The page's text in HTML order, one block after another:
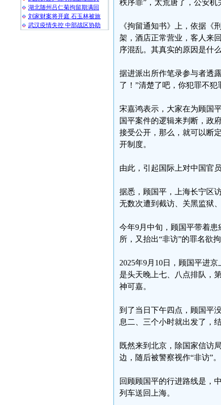
湖北随州吕仁菊拘留期满回
刘家财案将开庭 石玉林被旅
武汉疫情失控 中部战区协助
秩序罪”，太荒唐了，公安机
《拘留通知书》上，依据《
架，酒店正常营业，客人来
序混乱。其真实的原因是什
据进派出所作笔录参与者透
了！”清楚了吧，你犯罪不
宋嘉鸿表示，大家在为顾国
国平案件的逻辑来判断，政
接受公开，那么，就可以断
开制度。
由此，引起国际上对中国官
据悉，顾国平，上海长宁区
无数次遭到截访、关黑监狱
今年9月中旬，顾国平带着
所，又抬出“非访”的罪名欲
2025年9月10日，顾国平进
是头天晚上七、八点排队，
神可嘉。
到了当日下午四点，顾国平
息二、三个小时就出发了，
既然来到北京，除国家信访
边，随后被警察视作“非访”。
回顾顾国平的行进路线是
列车送回上海。